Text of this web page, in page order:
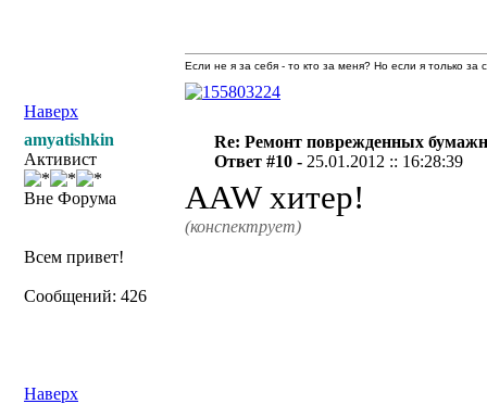
Наверх
Если не я за себя - то кто за меня? Но если я только
amyatishkin
Активист
Вне Форума
Всем привет!
Сообщений: 426
Re: Ремонт поврежденных
Ответ #10 - 25.01.2012 :: 16:28:39
AAW хитер!
(конспектрует)
Наверх